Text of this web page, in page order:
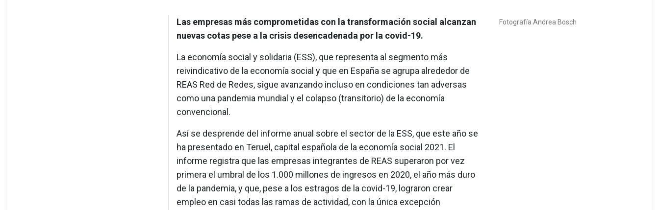
Fotografía Andrea Bosch
Las empresas más comprometidas con la transformación social alcanzan
nuevas cotas pese a la crisis desencadenada por la covid-19.
La economía social y solidaria (ESS), que representa al segmento más
reivindicativo de la economía social y que en España se agrupa alrededor de
REAS Red de Redes, sigue avanzando incluso en condiciones tan adversas
como una pandemia mundial y el colapso (transitorio) de la economía
convencional.
Así se desprende del informe anual sobre el sector de la ESS, que este año se
ha presentado en Teruel, capital española de la economía social 2021. El
informe registra que las empresas integrantes de REAS superaron por vez
primera el umbral de los 1.000 millones de ingresos en 2020, el año más duro
de la pandemia, y que, pese a los estragos de la covid-19, lograron crear
empleo en casi todas las ramas de actividad, con la única excepción